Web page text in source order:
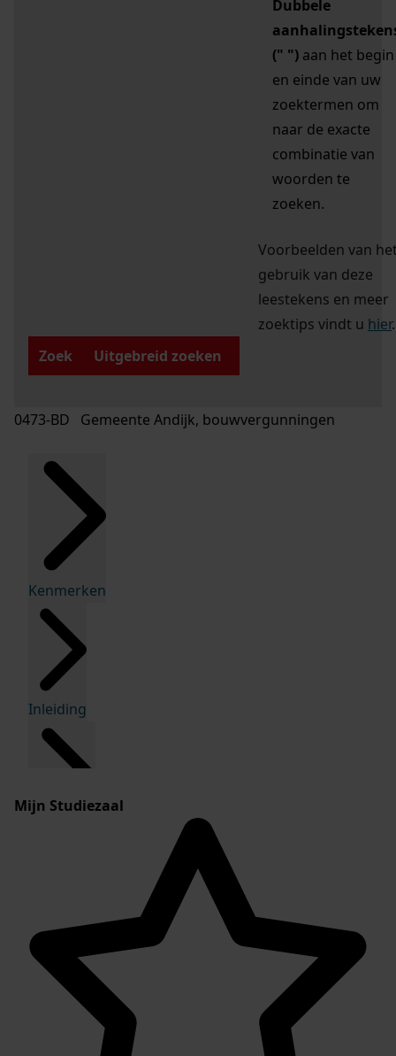
Dubbele
(" ") aan het begin
en einde van uw
zoektermen om
naar de exacte
combinatie van
woorden te
zoeken.
Voorbeelden van
gebruik van deze
leestekens en meer
zoektips vindt u hier.
Zoek
Uitgebreid zoeken
0473-BD Gemeente Andijk, bouwvergunningen
Kenmerken
Inleiding
Mijn Studiezaal